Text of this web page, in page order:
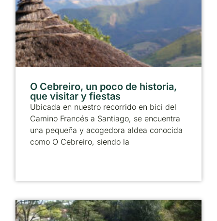
O Cebreiro, un poco de historia,
que visitar y fiestas
Ubicada en nuestro recorrido en bici del
Camino Francés a Santiago, se encuentra
una pequeña y acogedora aldea conocida
como O Cebreiro, siendo la